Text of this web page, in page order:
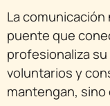
La
puente que
profesionaliza
voluntarios y
mantengan,